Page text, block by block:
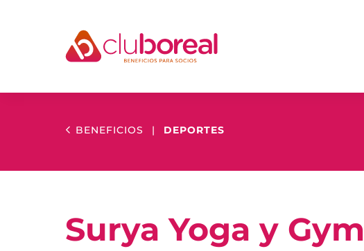
BENEFICIOS | DEPORTES
Surya Yoga y Gym